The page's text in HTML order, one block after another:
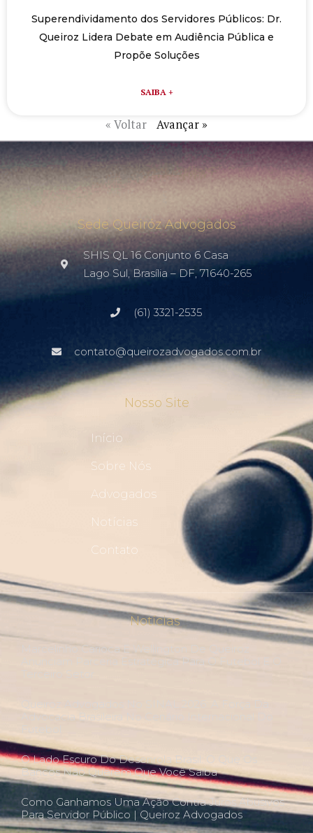
Superendividamento dos Servidores Públicos: Dr.
Queiroz Lidera Debate em Audiência Pública e
Propõe Soluções
SAIBA +
« Voltar Avançar »
Sede Queiróz Advogados
SHIS QL 16 Conjunto 6 Casa
Lago Sul, Brasília – DF, 71640-265
(61) 3321-2535
contato@queirozadvogados.com.br
Nosso Site
Início
Sobre Nós
Advogados
Notícias
Contato
Notícias
Marcelinho Carioca E Wellington De Queiroz
Anunciam Parceria Estratégica Para O Futebol E O
Advocacia Brasileira No Cenário Internacional Do
O Lado Escuro Do Desenrola Brasil: O Que Os
Bancos Não Querem Que Você Saiba
Como Ganhamos Uma Ação Contra Juros Abusivos
Para Servidor Público | Queiroz Advogados